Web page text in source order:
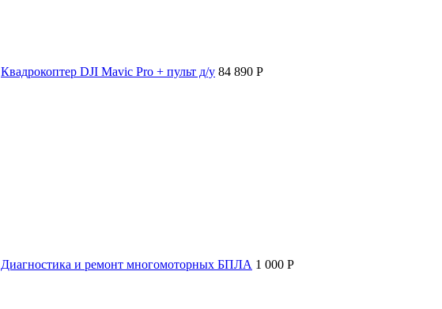
Квадрокоптер DJI Mavic Pro + пульт д/у 84 890 P
Диагностика и ремонт многомоторных БПЛА 1 000 P